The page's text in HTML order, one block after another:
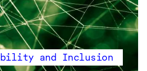
and Inclusion